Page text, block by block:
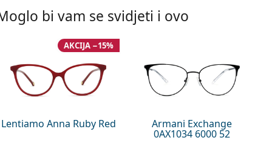
bi vam se svidjeti i ovo
Lentiamo Anna Ruby Red
AKCIJA −15%
Armani Exchange
0AX1034 6000 52